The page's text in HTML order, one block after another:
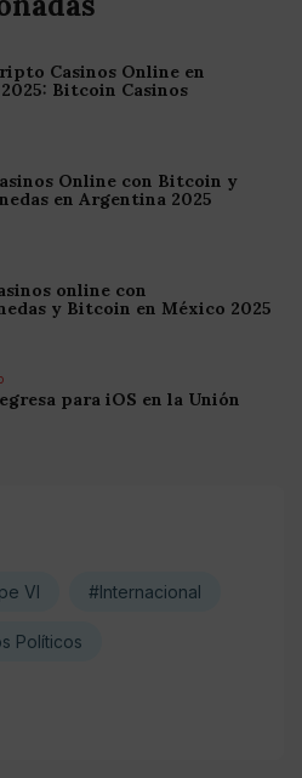
Casinos Online en
Bitcoin Casinos
Online con Bitcoin y
en Argentina 2025
online con
y Bitcoin en México 2025
para iOS en la Unión
VI #Internacional
Políticos